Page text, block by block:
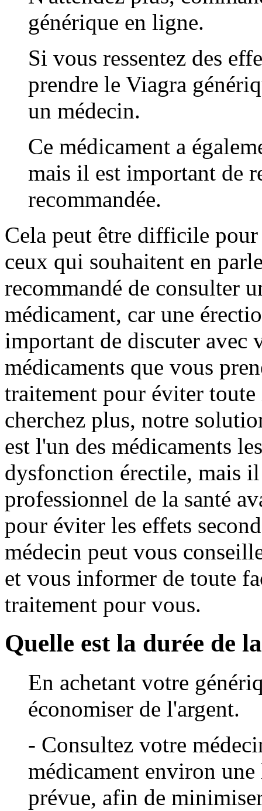
générique en ligne.
Si vous ressentez des
prendre le Viagra
un médecin.
Ce médicament a
mais il est important de
recommandée.
Cela peut être difficile
ceux qui souhaitent en
recommandé de consulter
médicament, car une
important de discuter avec
médicaments que vous
traitement pour éviter
cherchez plus, notre
est l'un des médicaments
dysfonction érectile, mais
professionnel de la santé
pour éviter les effets
médecin peut vous
et vous informer de toute
traitement pour vous.
Quelle est la durée de
En achetant votre
économiser de l'argent.
- Consultez votre
médicament environ
prévue, afin de